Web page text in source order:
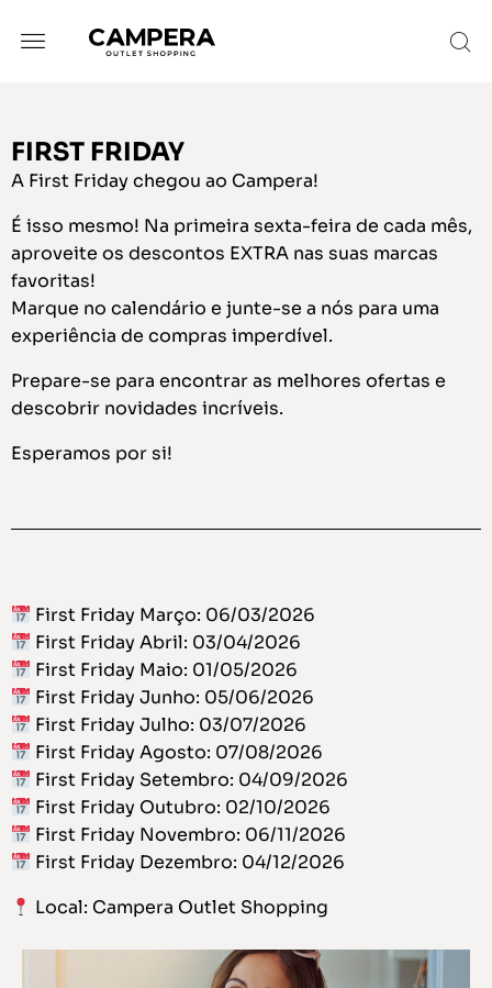
FIRST FRIDAY
A First Friday chegou ao Campera!
É isso mesmo! Na primeira sexta-feira de cada mês,
aproveite os descontos EXTRA nas suas marcas
favoritas!
Marque no calendário e junte-se a nós para uma
experiência de compras imperdível.
Prepare-se para encontrar as melhores ofertas e
descobrir novidades incríveis.
Esperamos por si!
First Friday Março: 06/03/2026
First Friday Abril: 03/04/2026
First Friday Maio: 01/05/2026
First Friday Junho: 05/06/2026
First Friday Julho: 03/07/2026
First Friday Agosto: 07/08/2026
First Friday Setembro: 04/09/2026
First Friday Outubro: 02/10/2026
First Friday Novembro: 06/11/2026
First Friday Dezembro: 04/12/2026
Local: Campera Outlet Shopping